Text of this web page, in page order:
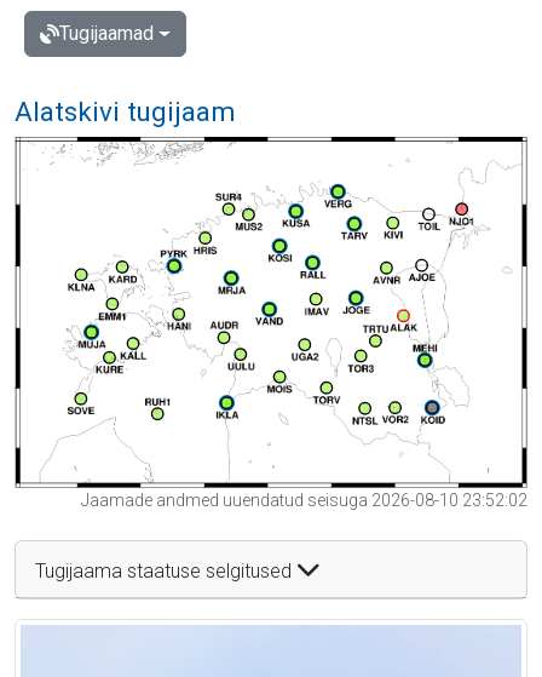
Tugijaamad
Alatskivi tugijaam
Jaamade andmed uuendatud seisuga 2026-08-10 23:52:02
Tugijaama staatuse selgitused